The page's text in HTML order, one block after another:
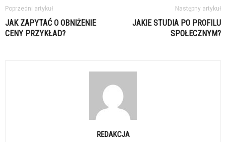
Poprzedni artykuł
JAK ZAPYTAĆ O OBNIŻENIE
CENY PRZYKŁAD?
Następny artykuł
JAKIE STUDIA PO PROFILU
SPOŁECZNYM?
REDAKCJA